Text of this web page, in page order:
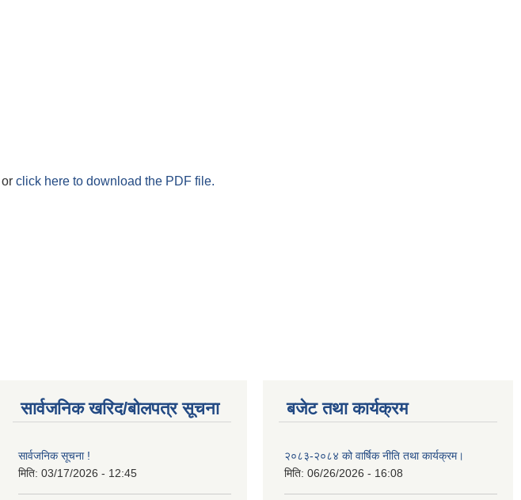
or click here to download the PDF file.
सार्वजनिक खरिद/बोलपत्र सूचना
सार्वजनिक सूचना !
मिति: 03/17/2026 - 12:45
बजेट तथा कार्यक्रम
२०८३-२०८४ को वार्षिक नीति तथा कार्यक्रम।
मिति: 06/26/2026 - 16:08